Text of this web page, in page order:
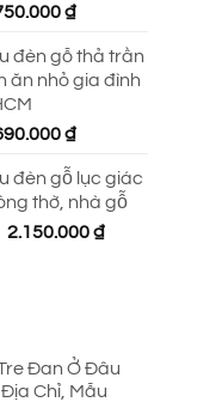
₫.
₫Giá
tại
là:
đèn gỗ thả trần
ăn nhỏ gia đình
₫.
₫Giá
tại
là:
690.000 ₫.
đèn gỗ lục giác
thờ, nhà gỗ
Giá
2.150.000₫Giá
Đan Ở Đâu
Chỉ, Mẫu